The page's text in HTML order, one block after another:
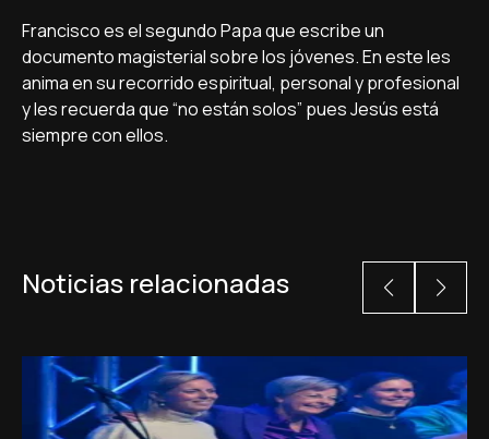
Francisco es el segundo Papa que escribe un
documento magisterial sobre los jóvenes. En este les
anima en su recorrido espiritual, personal y profesional
y les recuerda que “no están solos” pues Jesús está
siempre con ellos.
Noticias relacionadas